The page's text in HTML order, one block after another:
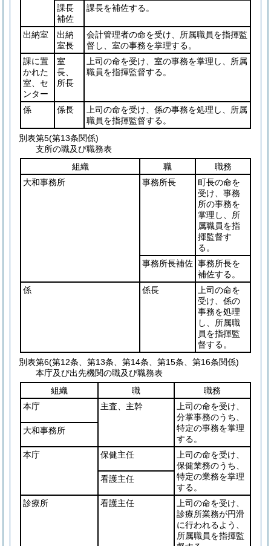
課長
補佐
課長を補佐する。
出納室
出納
室長
会計管理者の命を受け、所属職員を指揮監
督し、室の事務を掌理する。
課に置
かれた
室、セ
ンター
室
長、
所長
上司の命を受け、室の事務を掌理し、所属
職員を指揮監督する。
係 係長
上司の命を受け、係の事務を処理し、所属
職員を指揮監督する。
別表第5(第13条関係)
支所の職及び職務表
組織
職
職務
大和事務所
事務所長
町長の命を
受け、事務
所の事務を
掌理し、所
属職員を指
揮監督す
る。
事務所長補佐 事務所長を
補佐する。
係
係長
上司の命を
受け、係の
事務を処理
し、所属職
員を指揮監
督する。
別表第6(第12条、第13条、第14条、第15条、第16条関係)
本庁及び出先機関の職及び職務表
組織
職
職務
本庁
主査、主幹
上司の命を受け、
分掌事務のうち、
特定の事務を掌理
する。
大和事務所
本庁 保健主任
上司の命を受け、
保健業務のうち、
特定の業務を掌理
する。
看護主任
診療所 看護主任
上司の命を受け、
診療所業務が円滑
に行われるよう、
所属職員を指揮監